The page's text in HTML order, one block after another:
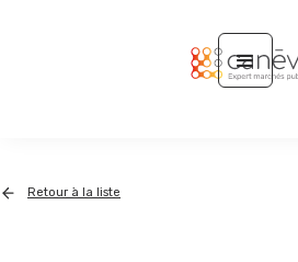
Retour à la liste